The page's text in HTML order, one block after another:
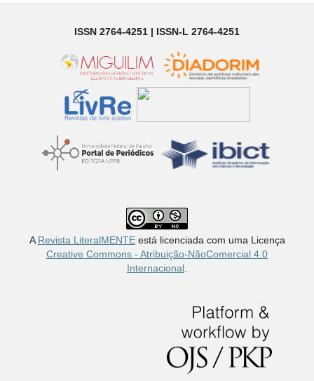
ISSN 2764-4251 | ISSN-L 2764-4251
A Revista LiteralMENTEestá licenciada com uma Licença
Creative Commons - Atribuição-NãoComercial 4.0
Internacional